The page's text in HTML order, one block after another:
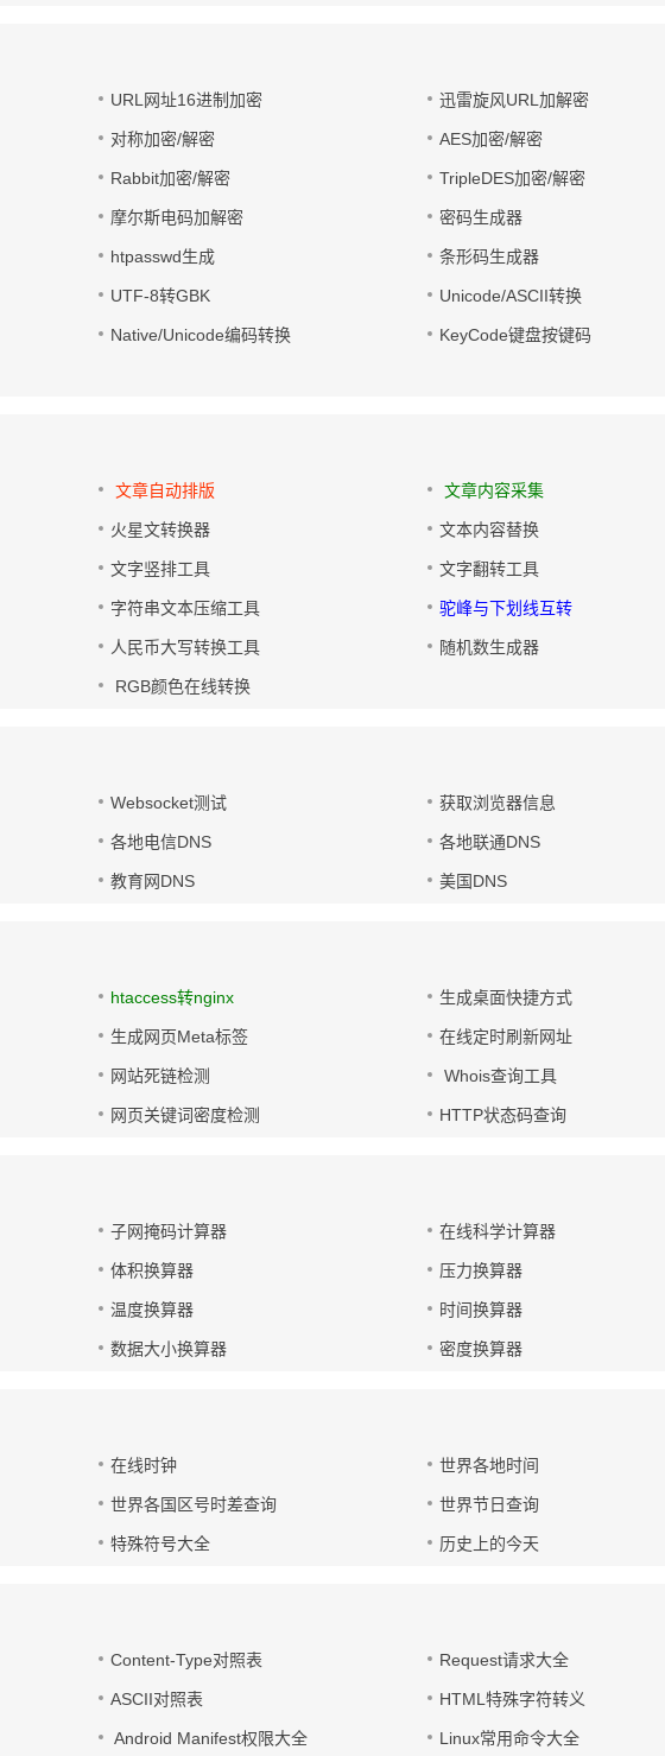
URL网址16进制加密 迅雷旋风URL加解密
对称加密/解密 AES加密/解密
Rabbit加密/解密 TripleDES加密/解密
摩尔斯电码加解密 密码生成器
htpasswd生成 条形码生成器
UTF-8转GBK Unicode/ASCII转换
Native/Unicode编码转换 KeyCode键盘按键码
文章自动排版 文章内容采集
火星文转换器 文本内容替换
文字竖排工具 文字翻转工具
字符串文本压缩工具 驼峰与下划线互转
人民币大写转换工具 随机数生成器
RGB颜色在线转换
Websocket测试 获取浏览器信息
各地电信DNS 各地联通DNS
教育网DNS 美国DNS
htaccess转nginx 生成桌面快捷方式
生成网页Meta标签 在线定时刷新网址
网站死链检测 Whois查询工具
网页关键词密度检测 HTTP状态码查询
子网掩码计算器 在线科学计算器
体积换算器 压力换算器
温度换算器 时间换算器
数据大小换算器 密度换算器
在线时钟 世界各地时间
世界各国区号时差查询 世界节日查询
特殊符号大全 历史上的今天
Content-Type对照表 Request请求大全
ASCII对照表 HTML特殊字符转义
Android Manifest权限大全 Linux常用命令大全